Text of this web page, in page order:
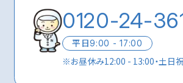
0120-24-
平日9:00 - 17:00
※お昼休み12:00 - 13:00・土日